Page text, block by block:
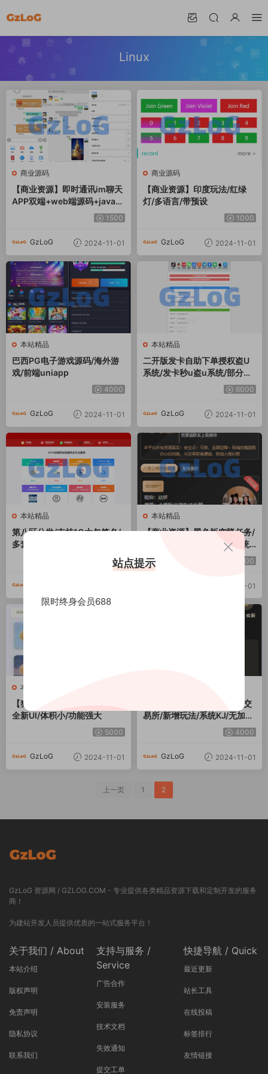
Linux
商业源码
【商业资源】即时通讯im聊天
APP双端+web端源码+java后
台源码+转账红包发现等功能
1500
GzLoG 2024-11-01
商业源码
【商业资源】印度玩法/红绿
灯/多语言/带预设
1000
GzLoG 2024-11-01
本站精品
巴西PG电子游戏源码/海外游
戏/前端uniapp
4000
GzLoG 2024-11-01
本站精品
二开版发卡自助下单授权盗U
系统/发卡秒u盗u系统/部分钱
包授权无提示/完整总代理+子
代理系统/支付模板全部优化授
6000
GzLoG 2024-11-01
本站精品
第八区分发/支持1G大包签名/
多套下载模版/UI高端大气/H5
一键封装/ios免签封装/企业签
3000
本站精品
【商业资源】黑色版空降任务/
同城任务源码/空降任务/系统
开带控/带搭建教程
3000
2024-11-01
本站精品
【独家资源】全新多语言28/
全新UI/体积小/功能强大
5000
GzLoG 2024-11-01
【商业资源】最新多语言伪交
易所/新增玩法/系统KJ/无加
密/完美版本/带搭建教程 4000
GzLoG 2024-11-01
上一页 1 2
GzLoG 资源网 / GZLOG.COM - 专业提供各类精品资源下载和定制开发的服务
商！
为建站开发人员提供优质的一站式服务平台！
关于我们 / About
本站介绍
版权声明
免责声明
隐私协议
联系我们
支持与服务 /
Service
广告合作
安装服务
技术文档
失效通知
提交工单
快捷导航 / Quick
最近更新
站长工具
在线投稿
标签排行
友情链接
站点提示
限时终身会员688